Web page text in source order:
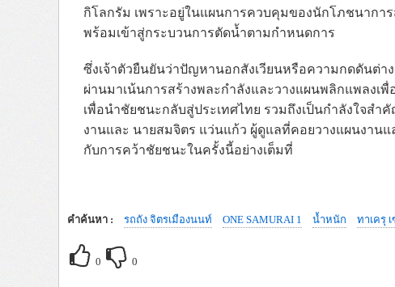
กิโลกรัม เพราะอยู่ในแผนการควบคุมของนักโภชนากา
พร้อมเข้าสู่กระบวนการตัดน้ำตามกำหนดการ
ซึ่งเจ้าตัวยืนยันว่าปัญหานอกสังเวียนหรือความกดดันต่
ผ่านมาเน้นการสร้างพละกำลังและวางแผนพลิกแพลงเพื่
เพื่อนำชัยชนะกลับสู่ประเทศไทย รวมถึงเป็นกำลังใจส
งานและ นายสมจิตร แว่นแก้ว ผู้ดูแลที่คอยวางแผนงาน
กับการคว้าชัยชนะในครั้งนี้อย่างเต็มที่
คำค้นหา : รถถัง จิตรเมืองนนท์ ONE SAMURAI 1 น้ำหนัก ทาเครุ
0 0